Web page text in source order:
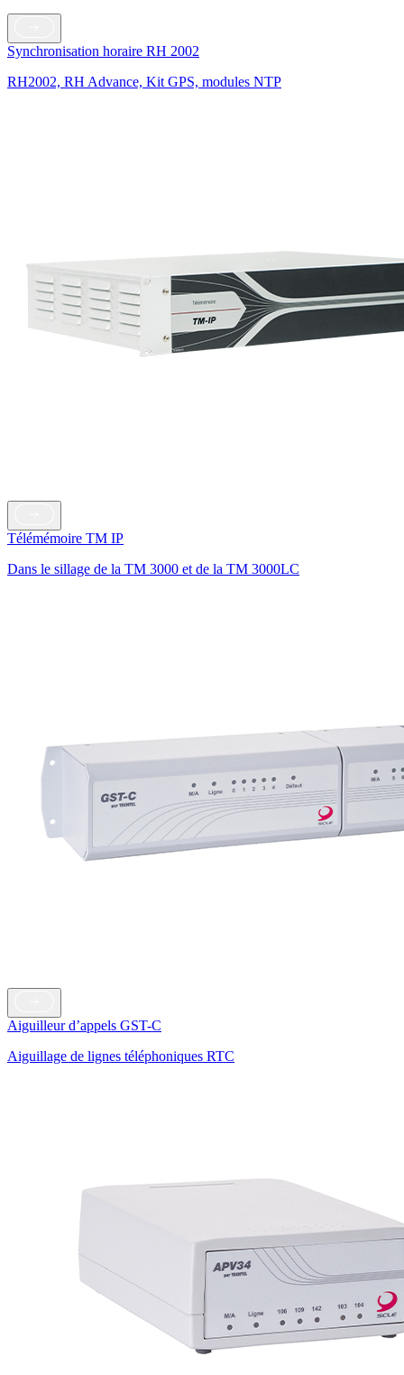
Synchronisation horaire RH 2002
RH2002, RH Advance, Kit GPS, modules NTP
Télémémoire TM IP
Dans le sillage de la TM 3000 et de la TM 3000LC
Aiguilleur d’appels GST-C
Aiguillage de lignes téléphoniques RTC